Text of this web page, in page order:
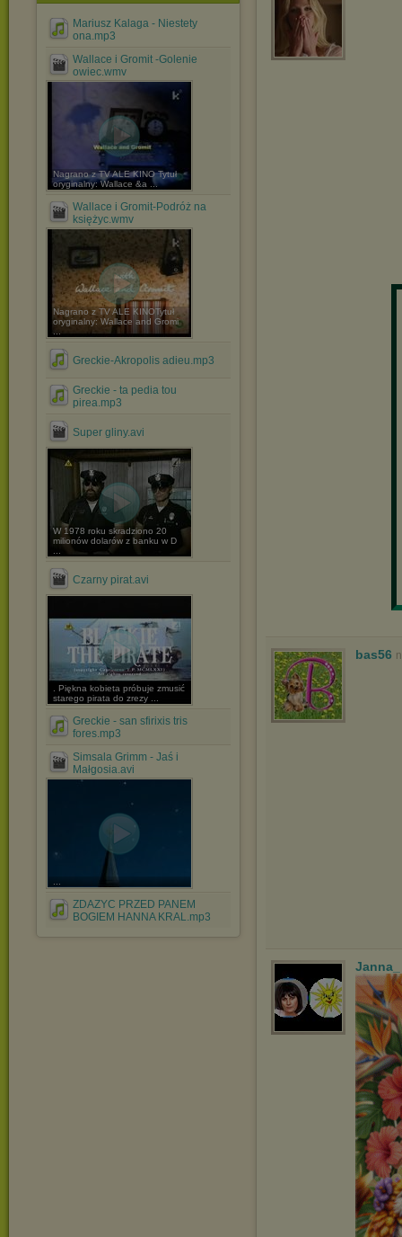
Mariusz Kalaga - Niestety
ona.mp3
Wallace i Gromit -Golenie
owiec.wmv
Nagrano z TV ALE KINO Tytuł
oryginalny: Wallace &a ...
Wallace i Gromit-Podróż na
księżyc.wmv
Nagrano z TV ALE KINOTytuł
oryginalny: Wallace and Gromi
Greckie-Akropolis adieu.mp3
Greckie - ta pedia tou
pirea.mp3
Super gliny.avi
W 1978 roku skradziono 20
milionów dolarów z banku w D
Czarny pirat.avi
. Piękna kobieta próbuje zmusić
starego pirata do zrezy ...
Greckie - san sfirixis tris
fores.mp3
Simsala Grimm - Jaś i
Małgosia.avi
ZDAZYC PRZED PANEM
BOGIEM HANNA KRAL.mp3
bas56
Janna_